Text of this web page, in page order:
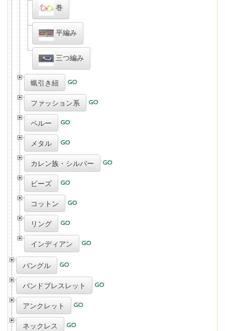
巻
平編み
三つ編み
蝋引き紐
ファッション系
ペルー
メタル
カレン族・シルバー
ビーズ
コットン
リング
インディアン
バングル
バンドブレスレット
アンクレット
ネックレス